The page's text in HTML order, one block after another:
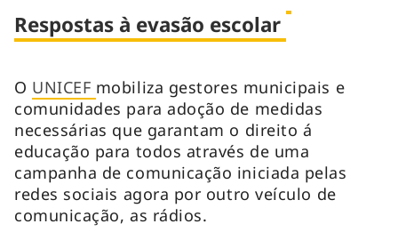
Respostas à evasão escolar
O UNICEF mobiliza gestores municipais e
comunidades para adoção de medidas
necessárias que garantam o direito á
educação para todos através de uma
campanha de comunicação iniciada pelas
redes sociais agora por outro veículo de
comunicação, as rádios.